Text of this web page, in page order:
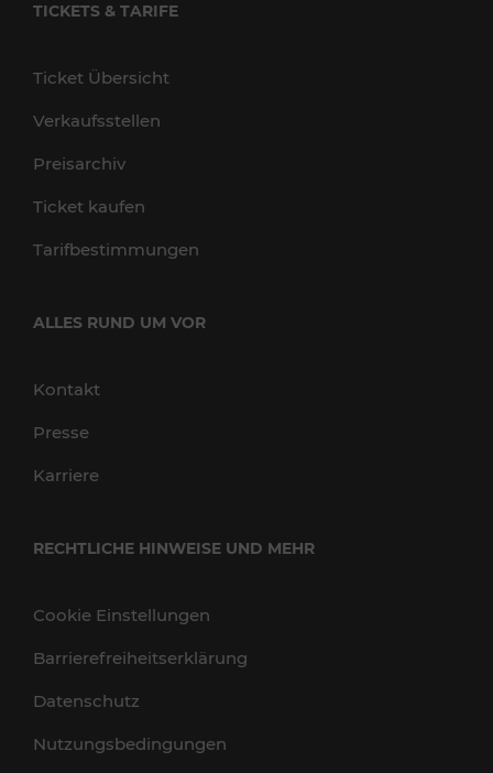
TICKETS & TARIFE
Ticket Übersicht
Verkaufsstellen
Preisarchiv
Ticket kaufen
Tarifbestimmungen
ALLES RUND UM VOR
Kontakt
Presse
Karriere
RECHTLICHE HINWEISE UND MEHR
Cookie Einstellungen
Barrierefreiheitserklärung
Datenschutz
Nutzungsbedingungen